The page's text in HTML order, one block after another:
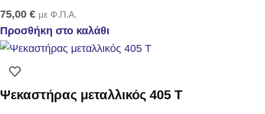
75,00 € με Φ.Π.Α.
Προσθήκη στο καλάθι
Ψεκαστήρας μεταλλικός 405 Τ